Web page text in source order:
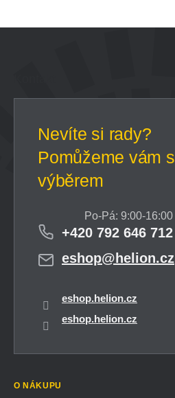
eshop@ helion.cz
+420 792 646 712
eshop.helion.cz
eshop.helion.cz
O NÁKUPU